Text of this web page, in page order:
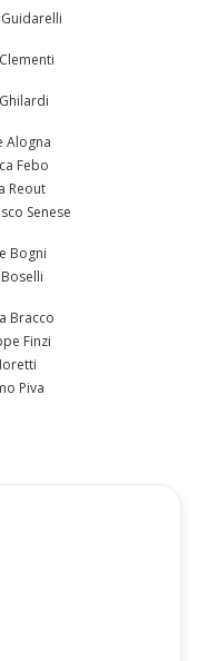
Alogna
Febo
Reout
Senese
Bogni
Bracco
Finzi
Piva